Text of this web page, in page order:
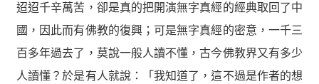
迢迢千辛萬苦，卻是真的把開演無字真經的經典取回了中
國，因此而有佛教的復興；可是無字真經的密意，一千三
百多年過去了，莫說一般人讀不懂，古今佛教界又有多少
人讀懂？於是有人就說：「我知道了，這不過是作者的想